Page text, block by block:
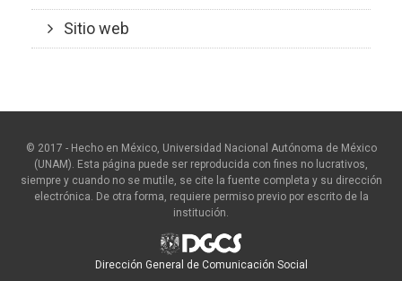
Sitio web
© 2017 - Hecho en México, Universidad Nacional Autónoma de México
(UNAM). Esta página puede ser reproducida con fines no lucrativos,
siempre y cuando no se mutile, se cite la fuente completa y su dirección
electrónica. De otra forma, requiere permiso previo por escrito de la
institución.
Dirección General de Comunicación Social